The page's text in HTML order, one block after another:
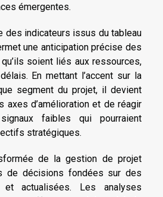
émergentes.
des indicateurs issus du tableau
une anticipation précise des
soient liés aux ressources,
En mettant l’accent sur la
segment du projet, il devient
d’amélioration et de réagir
faibles qui pourraient
stratégiques.
de la gestion de projet
de décisions fondées sur des
et actualisées. Les analyses